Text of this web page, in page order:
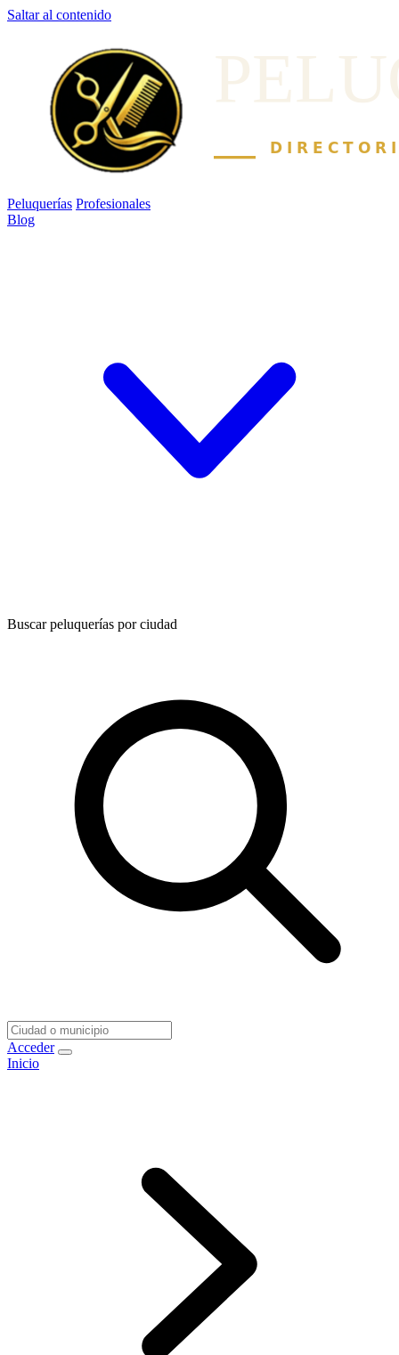
Saltar al contenido
Peluquerías Profesionales
Blog
Buscar peluquerías por ciudad
Acceder
Inicio